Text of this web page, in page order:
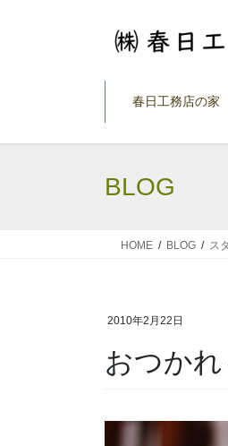
春日工務店の家
BLOG
HOME BLOG ス
2010年2月22日
おつかれ